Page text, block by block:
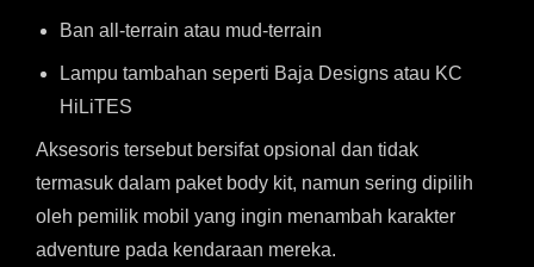
Ban all-terrain atau mud-terrain
Lampu tambahan seperti Baja Designs atau KC
HiLiTES
Aksesoris tersebut bersifat opsional dan tidak
termasuk dalam paket body kit, namun sering dipilih
oleh pemilik mobil yang ingin menambah karakter
adventure pada kendaraan mereka.